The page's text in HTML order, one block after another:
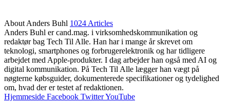
About Anders Buhl 1024 Articles
Anders Buhl er cand.mag. i virksomhedskommunikation og
redaktør bag Tech Til Alle. Han har i mange år skrevet om
teknologi, smartphones og forbrugerelektronik og har tidligere
arbejdet med Apple-produkter. I dag arbejder han også med AI og
digital kommunikation. På Tech Til Alle lægger han vægt på
nøgterne købsguider, dokumenterede specifikationer og tydelighed
om, hvad der er testet af redaktionen.
Hjemmeside Facebook TwitterYouTube